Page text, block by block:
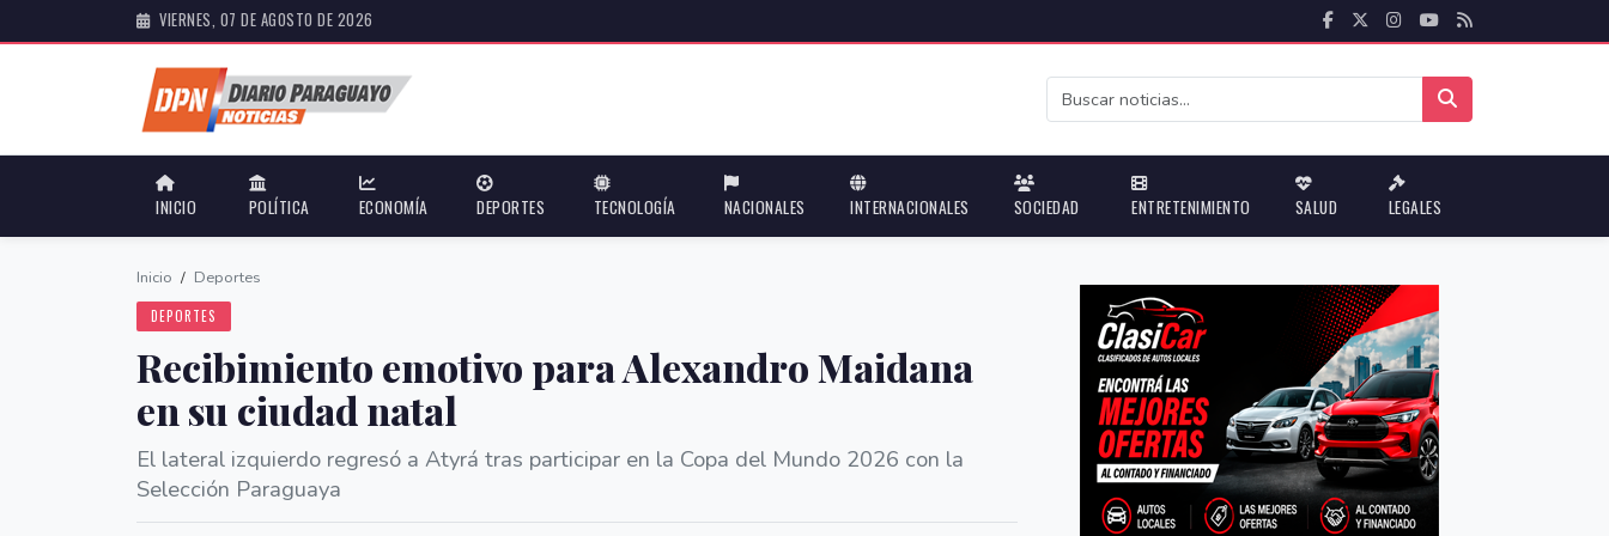
VIERNES, 07 DE AGOSTO DE 2026
INICIO POLÍTICA ECONOMÍA DEPORTES TECNOLOGÍA NACIONALES INTERNACIONALES SOCIEDAD ENTRETENIMIENTO SALUD LEGALES
Inicio / Deportes
DEPORTES
Recibimiento emotivo para Alexandro Maidana
en su ciudad natal
El lateral izquierdo regresó a Atyrá tras participar en la Copa del Mundo 2026 con la
Selección Paraguaya